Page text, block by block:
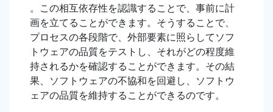
。この相互依存性を認識することで、事前に計
画を立てることができます。そうすることで、
プロセスの各段階で、外部要素に照らしてソフ
トウェアの品質をテストし、それがどの程度維
持されるかを確認することができます。その結
果、ソフトウェアの不協和を回避し、ソフトウ
ェアの品質を維持することができるのです。